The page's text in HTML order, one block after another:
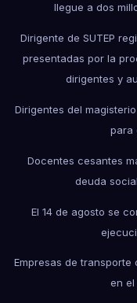
llegue a dos
Dirigente de SUTEP
presentadas por la
dirigentes y
Dirigentes del
para
Docentes cesantes
deuda
El 14 de agosto se
Empresas de
en el